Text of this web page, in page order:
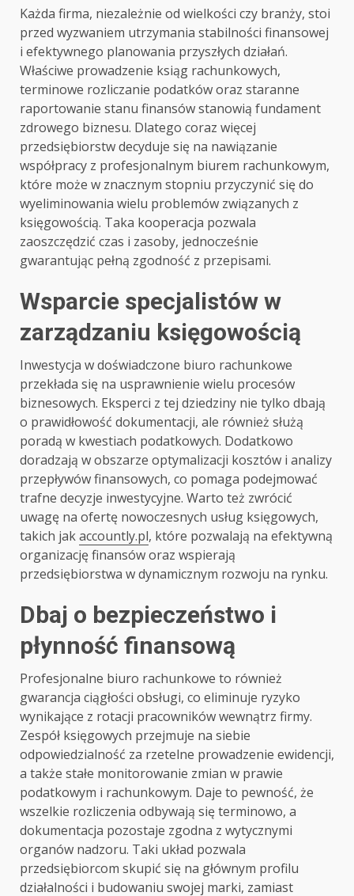
Każda firma, niezależnie od wielkości czy branży, stoi
przed wyzwaniem utrzymania stabilności finansowej
i efektywnego planowania przyszłych działań.
Właściwe prowadzenie ksiąg rachunkowych,
terminowe rozliczanie podatków oraz staranne
raportowanie stanu finansów stanowią fundament
zdrowego biznesu. Dlatego coraz więcej
przedsiębiorstw decyduje się na nawiązanie
współpracy z profesjonalnym biurem rachunkowym,
które może w znacznym stopniu przyczynić się do
wyeliminowania wielu problemów związanych z
księgowością. Taka kooperacja pozwala
zaoszczędzić czas i zasoby, jednocześnie
gwarantując pełną zgodność z przepisami.
Wsparcie specjalistów w
zarządzaniu księgowością
Inwestycja w doświadczone biuro rachunkowe
przekłada się na usprawnienie wielu procesów
biznesowych. Eksperci z tej dziedziny nie tylko dbają
o prawidłowość dokumentacji, ale również służą
poradą w kwestiach podatkowych. Dodatkowo
doradzają w obszarze optymalizacji kosztów i analizy
przepływów finansowych, co pomaga podejmować
trafne decyzje inwestycyjne. Warto też zwrócić
uwagę na ofertę nowoczesnych usług księgowych,
takich jakaccountly.pl, które pozwalają na efektywną
organizację finansów oraz wspierają
przedsiębiorstwa w dynamicznym rozwoju na rynku.
Dbaj o bezpieczeństwo i
płynność finansową
Profesjonalne biuro rachunkowe to również
gwarancja ciągłości obsługi, co eliminuje ryzyko
wynikające z rotacji pracowników wewnątrz firmy.
Zespół księgowych przejmuje na siebie
odpowiedzialność za rzetelne prowadzenie ewidencji,
a także stałe monitorowanie zmian w prawie
podatkowym i rachunkowym. Daje to pewność, że
wszelkie rozliczenia odbywają się terminowo, a
dokumentacja pozostaje zgodna z wytycznymi
organów nadzoru. Taki układ pozwala
przedsiębiorcom skupić się na głównym profilu
działalności i budowaniu swojej marki, zamiast